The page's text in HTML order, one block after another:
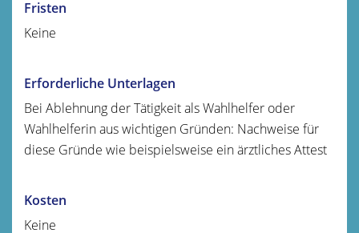
Fristen
Keine
Erforderliche Unterlagen
Bei Ablehnung der Tätigkeit als Wahlhelfer oder
Wahlhelferin aus wichtigen Gründen: Nachweise für
diese Gründe wie beispielsweise ein ärztliches Attest
Kosten
Keine